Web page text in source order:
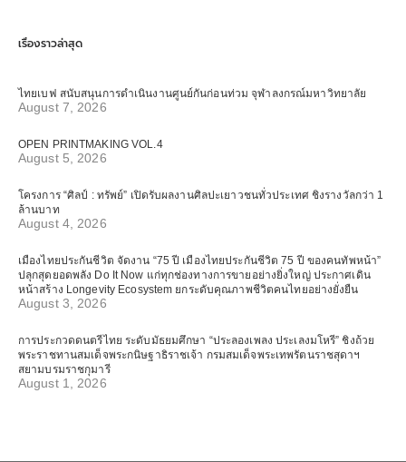
เรื่องราวล่าสุด
ไทยเบฟ สนับสนุนการดำเนินงานศูนย์กันก่อนท่วม จุฬาลงกรณ์มหาวิทยาลัย
August 7, 2026
OPEN PRINTMAKING VOL.4
August 5, 2026
โครงการ “ศิลป์ : ทรัพย์” เปิดรับผลงานศิลปะเยาวชนทั่วประเทศ ชิงรางวัลกว่า 1
ล้านบาท
August 4, 2026
เมืองไทยประกันชีวิต จัดงาน “75 ปี เมืองไทยประกันชีวิต 75 ปี ของคนทัพหน้า”
ปลุกสุดยอดพลัง Do It Now แก่ทุกช่องทางการขายอย่างยิ่งใหญ่ ประกาศเดิน
หน้าสร้าง Longevity Ecosystem ยกระดับคุณภาพชีวิตคนไทยอย่างยั่งยืน
August 3, 2026
การประกวดดนตรีไทย ระดับมัธยมศึกษา “ประลองเพลง ประเลงมโหรี” ชิงถ้วย
พระราชทานสมเด็จพระกนิษฐาธิราชเจ้า กรมสมเด็จพระเทพรัตนราชสุดาฯ
สยามบรมราชกุมารี
August 1, 2026